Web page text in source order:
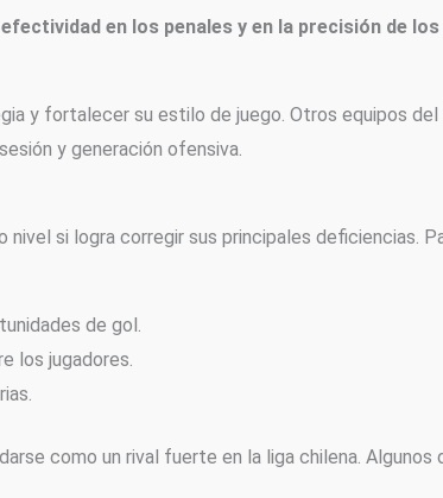
efectividad en los penales y en la precisión de
y fortalecer su estilo de juego. Otros equipos
y generación ofensiva.
si logra corregir sus principales deficiencias.
de gol.
los jugadores.
como un rival fuerte en la liga chilena.